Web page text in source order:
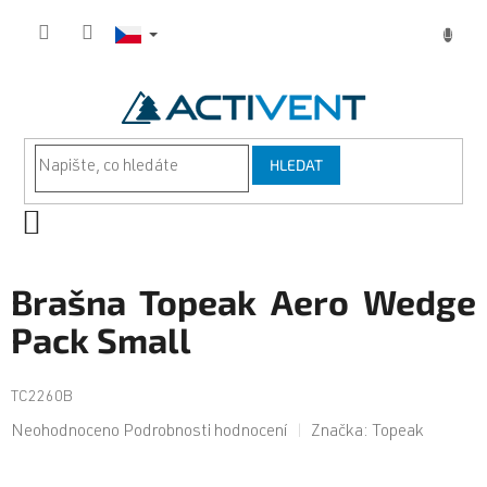
HLEDAT
Brašna Topeak Aero Wedge
Pack Small
TC2260B
Průměrné
Neohodnoceno Podrobnosti hodnocení Značka: Topeak